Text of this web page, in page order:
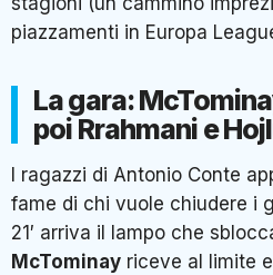
piazzamenti in Europa
La gara:
poi Rrahmani e
I ragazzi di Antonio Conte
fame di chi vuole chiudere i
21′ arriva il lampo che
McTominay riceve al limite